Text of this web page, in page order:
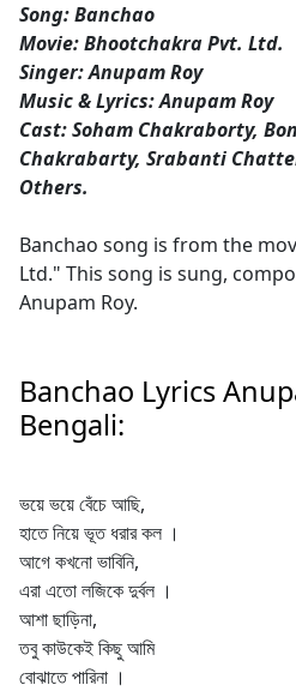
Song: Banchao
Movie: Bhootchakra Pvt. Ltd.
Singer: Anupam Roy
Music & Lyrics: Anupam Roy
Cast: Soham Chakraborty,
Chakrabarty, Srabanti
Others.
Banchao song is from the
Ltd." This song is sung,
Anupam Roy.
Banchao Lyrics
Bengali:
ভয়ে ভয়ে বেঁচে আছি,
হাতে নিয়ে ভূত ধরার কল ।
আগে কখনো ভাবিনি,
এরা এতো লজিকে দুর্বল ।
আশা ছাড়িনা,
তবু কাউকেই কিছু আমি
বোঝাতে পারিনা ।